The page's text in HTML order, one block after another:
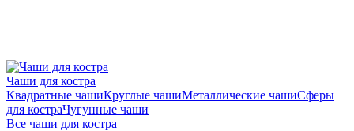
Чаши для костра
Квадратные чашиКруглые чашиМеталлические чашиСферы
для костраЧугунные чаши
Все чаши для костра